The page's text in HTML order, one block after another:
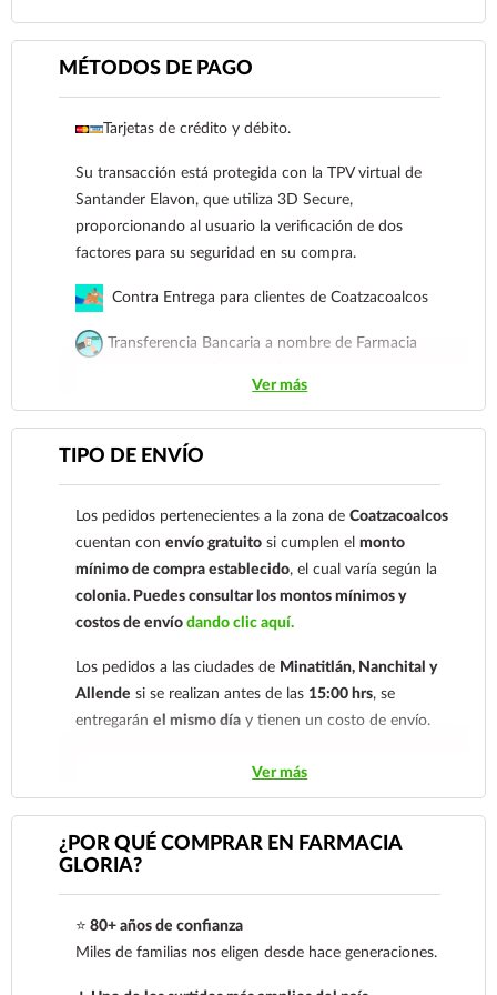
Ver más
MÉTODOS DE PAGO
Tarjetas de crédito y débito.
Su transacción está protegida con la TPV virtual de
Santander Elavon, que utiliza 3D Secure,
proporcionando al usuario la verificación de dos
factores para su seguridad en su compra.
Contra Entrega para clientes de Coatzacoalcos
Transferencia Bancaria a nombre de Farmacia
cuenta: Clave: 014854655008143954
Para esta forma de pago el cliente deberá enviar su
comprobante de pago a al siguiente correo
nuestro
921 261 8491
Ver más
TIPO DE ENVÍO
Los pedidos pertenecientes a la zona deCoatzacoalcos
cuentan conenvío gratuito si cumplen elmonto
mínimo de compra establecido, el cual varía según la
colonia. Puedes consultar los montos mínimos y
costos de envíodando clic aquí.
Los pedidos a las ciudades de Minatitlán, Nanchital y
Allende si se realizan antes de las 15:00 hrs, se
entregaránel mismo día y tienen un costo de envío.
Los pedidos de otras localidades se envían mediante
.Sólo hacemos envíos en el territorio
nacional.
económica. En la tarifa nacional al día siguiente, los
pedidos deben realizarseantes de las 14:00 hrs.El
tiempo de entrega de la tarifa económica es de
Ver más
¿POR QUÉ COMPRAR EN FARMACIA
GLORIA?
⭐ 80+ años de confianza
Miles de familias nos eligen desde hace generaciones.